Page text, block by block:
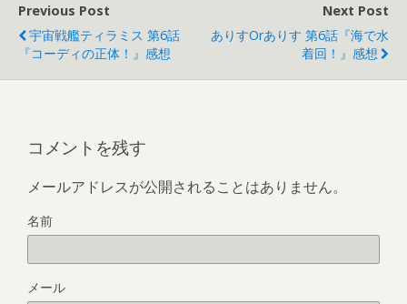
Previous Post
宇宙戦艦ティラミス 第6話
『コーディの正体！』感想
Next Post
ありすorありす 第6話『海で水
着回！』感想
コメントを残す
メールアドレスが公開されることはありません。
名前
メール